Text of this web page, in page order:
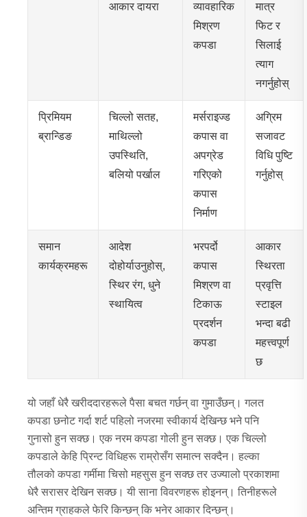
आकार दायरा
व्यावहारिक
मिश्रण
कपडा
मात्र
फिट र
सिलाई
त्याग
नगर्नुहोस्
प्रिमियम
ब्रान्डिङ
चिल्लो सतह,
माथिल्लो
उपस्थिति,
बलियो पर्खाल
मर्सराइज्ड
कपास वा
अपग्रेड
गरिएको
कपास
निर्माण
अग्रिम
सजावट
विधि पुष्टि
गर्नुहोस्
समान
कार्यक्रमहरू
आदेश
दोहोर्याउनुहोस्,
स्थिर रंग, धुने
स्थायित्व
भरपर्दो
कपास
मिश्रण वा
टिकाऊ
प्रदर्शन
कपडा
आकार
स्थिरता
प्रवृत्ति
स्टाइल
भन्दा बढी
महत्त्वपूर्ण
छ
यो जहाँ धेरै खरीददारहरूले पैसा बचत गर्छन् वा गुमाउँछन्। गलत
कपडा छनोट गर्दा शर्ट पहिलो नजरमा स्वीकार्य देखिन्छ भने पनि
गुनासो हुन सक्छ। एक नरम कपडा गोली हुन सक्छ। एक चिल्लो
कपडाले केहि प्रिन्ट विधिहरू राम्रोसँग समात्न सक्दैन। हल्का
तौलको कपडा गर्मीमा चिसो महसुस हुन सक्छ तर उज्यालो प्रकाशमा
धेरै सरासर देखिन सक्छ। यी साना विवरणहरू होइनन्। तिनीहरूले
अन्तिम ग्राहकले फेरि किन्छन् कि भनेर आकार दिन्छन्।